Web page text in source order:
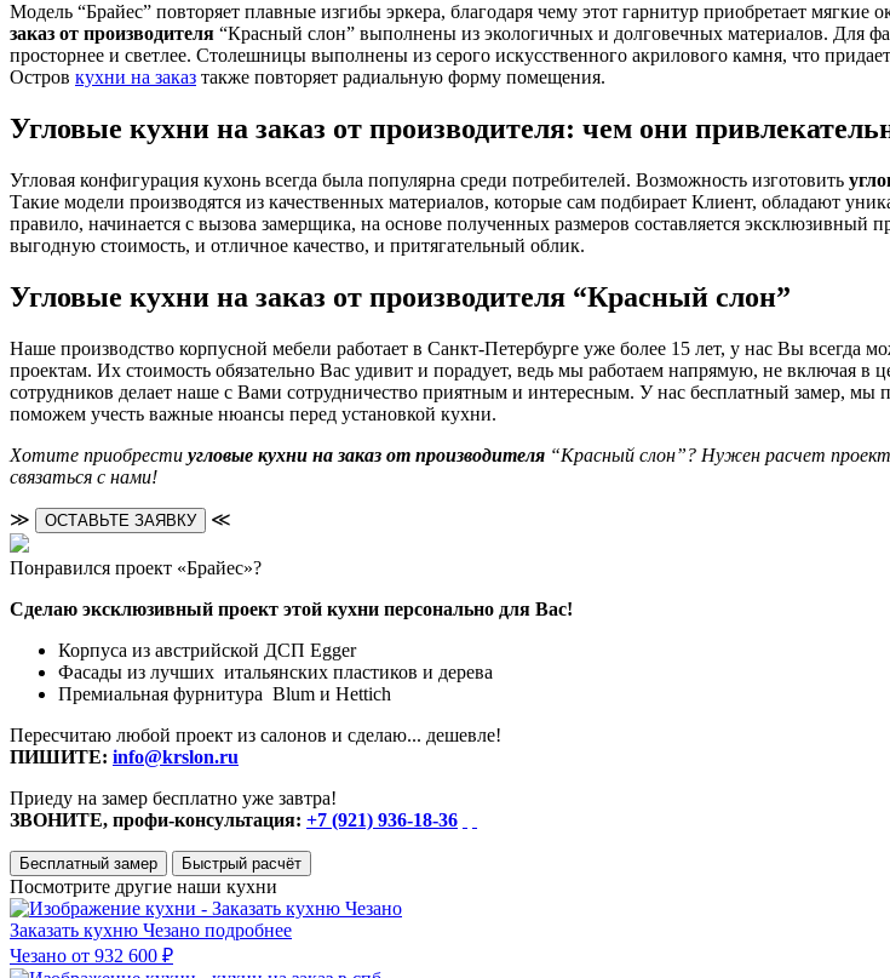
Модель “Брайес” повторяет плавные изгибы эркера, благодаря чему этот гарнитур приобретает
заказ от производителя “Красный слон” выполнены из экологичных и долговечных материалов. Для
просторнее и светлее. Столешницы выполнены из серого искусственного акрилового камня, что
Остров кухни на заказ также повторяет радиальную форму помещения.
Угловые кухни на заказ от производителя: чем они
Угловая конфигурация кухонь всегда была популярна среди потребителей. Возможность изготовить
Такие модели производятся из качественных материалов, которые сам подбирает Клиент, обладают
правило, начинается с вызова замерщика, на основе полученных размеров составляется
выгодную стоимость, и отличное качество, и притягательный облик.
Угловые кухни на заказ от производителя “Красный слон”
Наше производство корпусной мебели работает в Санкт-Петербурге уже более 15 лет, у нас Вы всегда
проектам. Их стоимость обязательно Вас удивит и порадует, ведь мы работаем напрямую, не включая
сотрудников делает наше с Вами сотрудничество приятным и интересным. У нас бесплатный замер,
поможем учесть важные нюансы перед установкой кухни.
Хотите приобрести угловые кухни на заказ от производителя “Красный слон”? Нужен расчет
связаться с нами!
≫ ОСТАВЬТЕ ЗАЯВКУ ≪
Понравился проект «Брайес»?
Сделаю эксклюзивный проект этой кухни персонально для Вас!
Корпуса из австрийской ДСП Egger
Фасады из лучших итальянских пластиков и дерева
Премиальная фурнитура Blum и Hettich
Пересчитаю любой проект из салонов и сделаю... дешевле!
ПИШИТЕ: info@krslon.ru
Приеду на замер бесплатно уже завтра!
ЗВОНИТЕ, профи-консультация: +7 (921) 936-18-36
Бесплатный замер Быстрый расчёт
Посмотрите другие наши кухни
Заказать кухню Чезано подробнее
Чезано от 932 600 ₽